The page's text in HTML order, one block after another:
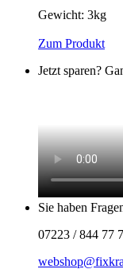
Gewicht: 3kg
Zum Produkt
Jetzt sparen?
Sie haben
07223 / 844 77